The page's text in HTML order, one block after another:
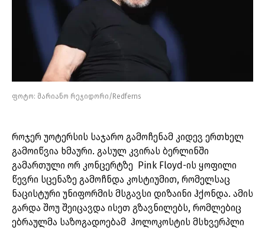
ფოტო: მარიანო რეჯიდორი/Redferns
როჯერ უოტერსის საჯარო გამოჩენამ კიდევ ერთხელ
გამოიწვია ხმაური. გასულ კვირას ბერლინში
გამართული ორ კონცერტზე Pink Floyd-ის ყოფილი
წევრი სცენაზე გამოჩნდა კოსტიუმით, რომელსაც
ნაცისტური უნიფორმის მსგავსი დიზაინი ჰქონდა. ამის
გარდა შოუ შეიცავდა ისეთ გზავნილებს, რომლებიც
ებრაულმა საზოგადოებამ ჰოლოკოსტის მსხვერპლი